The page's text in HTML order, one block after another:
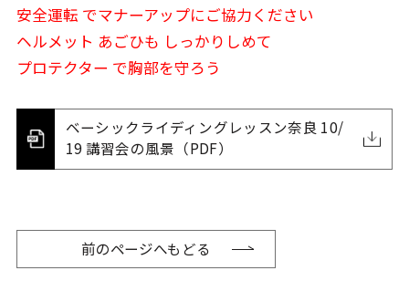
安全運転 でマナーアップにご協力ください
ヘルメット あごひも しっかりしめて
プロテクター で胸部を守ろう
ベーシックライディングレッスン奈良 10/
19 講習会の風景（PDF）
前のページへもどる